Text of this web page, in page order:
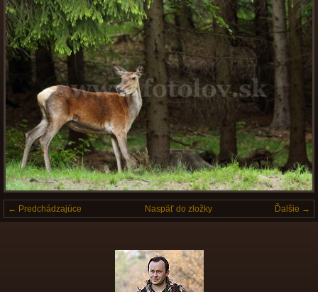
← Predchádzajúce Ďalšie →
Naspäť do zložky